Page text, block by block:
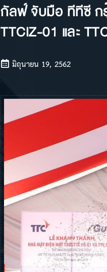
กัลฟ์ จับมือ ทีทีซี ก
TTCIZ-01 และ
มิถุนายน 19, 2562